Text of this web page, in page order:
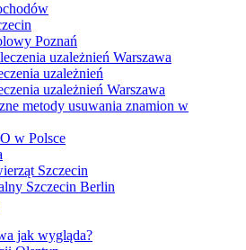
Poznań
uzależnień Warszawa
uzależnień
uzależnień Warszawa
metody usuwania znamion w
w Polsce
Szczecin
Szczecin Berlin
jak wygląda?